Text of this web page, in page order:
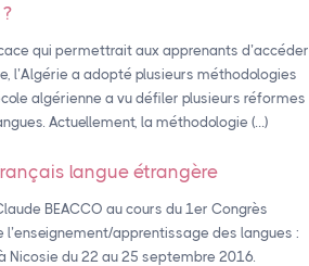
?
qui permettrait aux apprenants d’accéder
l’Algérie a adopté plusieurs méthodologies
algérienne a vu défiler plusieurs réformes
Actuellement, la méthodologie (…)
langue étrangère
BEACCO au cours du 1er Congrès
apprentissage des langues :
Nicosie du 22 au 25 septembre 2016.